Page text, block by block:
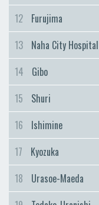
12
Furujima
13
Naha City Hospital
14
Gibo
15
Shuri
16
Ishimine
17
Kyozuka
18
Urasoe-Maeda